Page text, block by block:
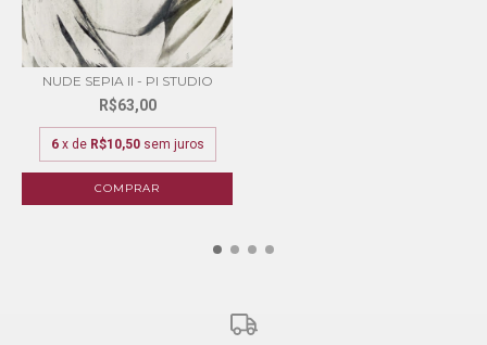
NUDE SEPIA II - PI STUDIO
R$63,00
6 x de R$10,50 sem juros
COMPRAR